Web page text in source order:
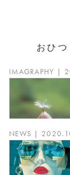
おひ
IMAGRAPHY |
NEWS |